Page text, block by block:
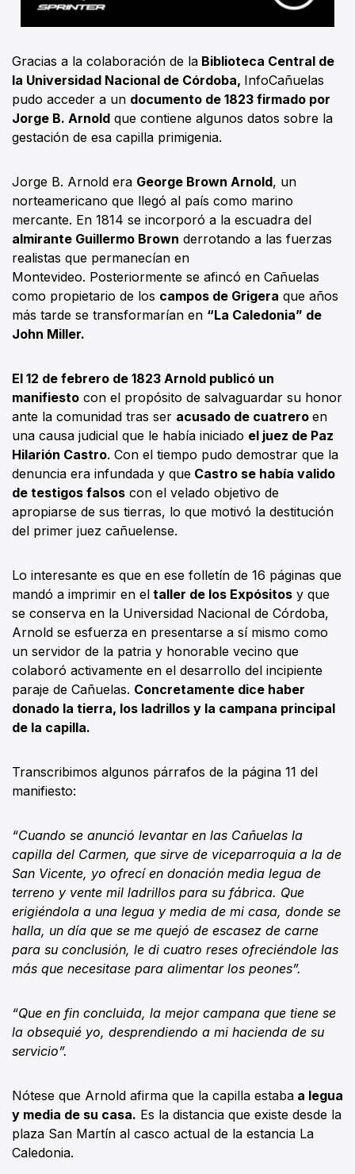
Gracias a la colaboración de la Biblioteca Central de
la Universidad Nacional de Córdoba, InfoCañuelas
pudo acceder a un documento de 1823 firmado por
Jorge B. Arnold que contiene algunos datos sobre la
gestación de esa capilla primigenia.
Jorge B. Arnold era George Brown Arnold, un
norteamericano que llegó al país como marino
mercante. En 1814 se incorporó a la escuadra del
almirante Guillermo Brown derrotando a las fuerzas
realistas que permanecían en
Montevideo. Posteriormente se afincó en Cañuelas
como propietario de los campos de Grigera que años
más tarde se transformarían en “La Caledonia” de
John Miller.
El 12 de febrero de 1823 Arnold publicó un
manifiesto con el propósito de salvaguardar su honor
ante la comunidad tras ser acusado de cuatrero en
una causa judicial que le había iniciado el juez de Paz
Hilarión Castro. Con el tiempo pudo demostrar que la
denuncia era infundada y que Castro se había valido
de testigos falsos con el velado objetivo de
apropiarse de sus tierras, lo que motivó la destitución
del primer juez cañuelense.
Lo interesante es que en ese folletín de 16 páginas que
mandó a imprimir en el taller de los Expósitos y que
se conserva en la Universidad Nacional de Córdoba,
Arnold se esfuerza en presentarse a sí mismo como
un servidor de la patria y honorable vecino que
colaboró activamente en el desarrollo del incipiente
paraje de Cañuelas. Concretamente dice haber
donado la tierra, los ladrillos y la campana principal
de la capilla.
Transcribimos algunos párrafos de la página 11 del
manifiesto:
“Cuando se anunció levantar en las Cañuelas la
capilla del Carmen, que sirve de viceparroquia a la de
San Vicente, yo ofrecí en donación media legua de
terreno y vente mil ladrillos para su fábrica. Que
erigiéndola a una legua y media de mi casa, donde se
halla, un día que se me quejó de escasez de carne
para su conclusión, le di cuatro reses ofreciéndole las
más que necesitase para alimentar los peones”.
“Que en fin concluida, la mejor campana que tiene se
la obsequié yo, desprendiendo a mi hacienda de su
servicio”.
Nótese que Arnold afirma que la capilla estaba a legua
y media de su casa. Es la distancia que existe desde la
plaza San Martín al casco actual de la estancia La
Caledonia.